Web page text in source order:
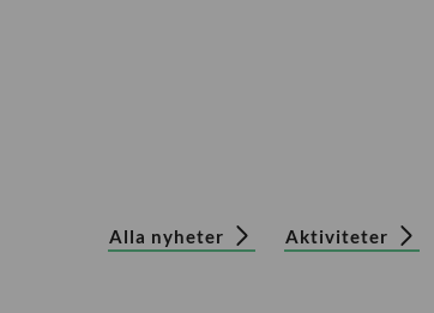
Alla nyheter Aktiviteter